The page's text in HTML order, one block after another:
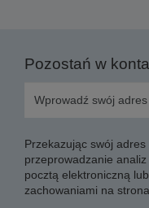
Pozostań w
Przekazując swój
przeprowadzanie
pocztą elektroniczną
zachowaniami na